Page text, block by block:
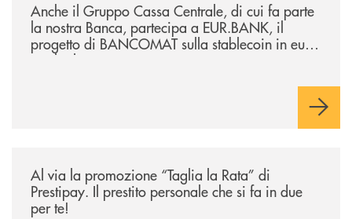
Anche il Gruppo Cassa Centrale, di cui fa parte
la nostra Banca, partecipa a EUR.BANK, il
progetto di BANCOMAT sulla stablecoin in euro
e sul relativo ecosistema
Al via la promozione “Taglia la Rata” di
Prestipay. Il prestito personale che si fa in due
per te!